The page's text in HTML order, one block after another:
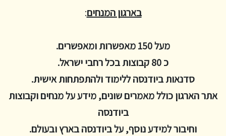
בארגון המנחים:
מעל 150 מאפשרות ומאפשרים.
כ 80 קבוצות בכל רחבי ישראל.
סדנאות ביודנסה ללימוד ולהתפתחות אישית.
אתר הארגון כולל מאמרים שונים, מידע על מנחים וקבוצות
ביודנסה
וחיבור למידע נוסף, על ביודנסה בארץ ובעולם.